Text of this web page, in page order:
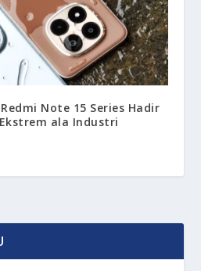
Note 15 Series Hadir
ala Industri